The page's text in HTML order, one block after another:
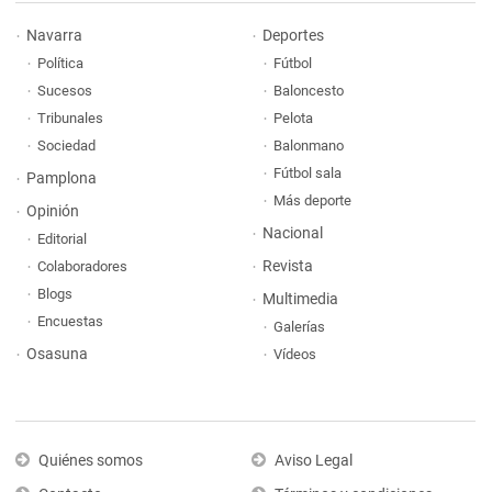
Navarra
Política
Sucesos
Tribunales
Sociedad
Pamplona
Opinión
Editorial
Colaboradores
Blogs
Encuestas
Osasuna
Deportes
Fútbol
Baloncesto
Pelota
Balonmano
Fútbol sala
Más deporte
Nacional
Revista
Multimedia
Galerías
Vídeos
Quiénes somos
Aviso Legal